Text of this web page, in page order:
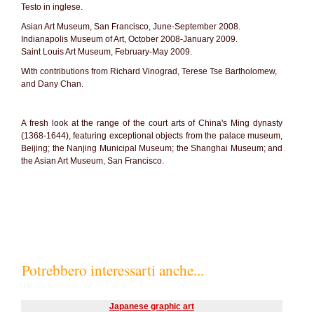
Testo in inglese.
Asian Art Museum, San Francisco, June-September 2008.
Indianapolis Museum of Art, October 2008-January 2009.
Saint Louis Art Museum, February-May 2009.
With contributions from Richard Vinograd, Terese Tse Bartholomew,
and Dany Chan.
A fresh look at the range of the court arts of China's Ming dynasty
(1368-1644), featuring exceptional objects from the palace museum,
Beijing; the Nanjing Municipal Museum; the Shanghai Museum; and
the Asian Art Museum, San Francisco.
Potrebbero interessarti anche...
Japanese graphic art